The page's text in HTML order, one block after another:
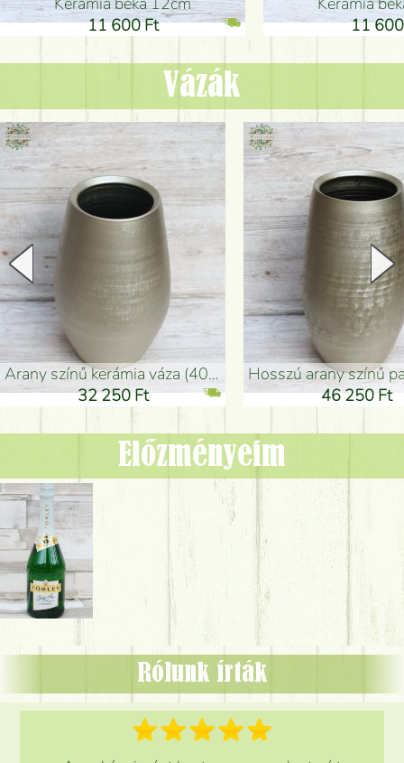
11 600 Ft
11
Vázák
arany színű kerámia váza (40x26cm)
32 250 Ft
hosszú arany színű
46 250 Ft
Előzményeim
Rólunk írták